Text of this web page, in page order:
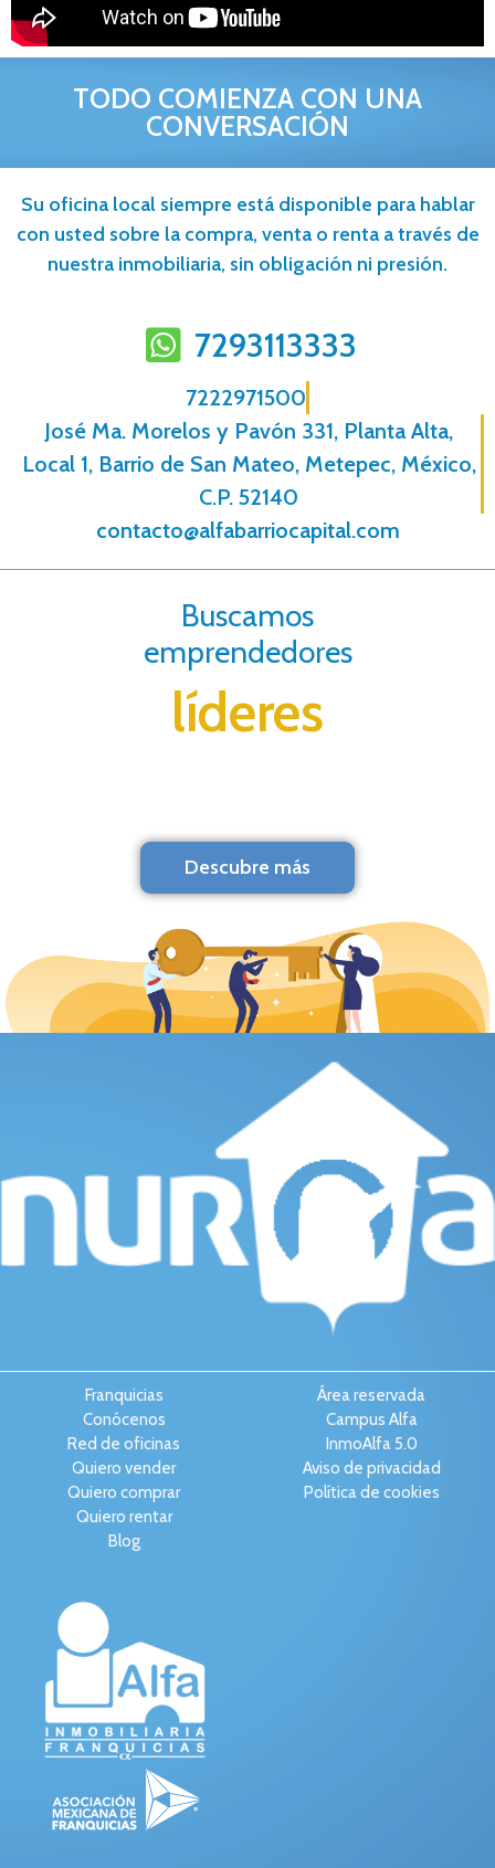
TODO COMIENZA CON UNA
CONVERSACIÓN
Su oficina local siempre está disponible para hablar
con usted sobre la compra, venta o renta a través de
nuestra inmobiliaria, sin obligación ni presión.
7293113333
7222971500
José Ma. Morelos y Pavón 331, Planta Alta,
Local 1, Barrio de San Mateo, Metepec, México,
C.P. 52140
contacto@alfabarriocapital.com
Buscamos
emprendedores
líderes
Descubre más
Franquicias
Conócenos
Red de oficinas
Quiero vender
Quiero comprar
Quiero rentar
Blog
Área reservada
Campus Alfa
InmoAlfa 5.0
Aviso de privacidad
Política de cookies